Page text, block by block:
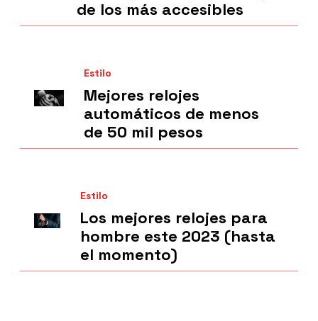
de los más accesibles
Estilo
Mejores relojes
automáticos de menos
de 50 mil pesos
Estilo
Los mejores relojes para
hombre este 2023 (hasta
el momento)